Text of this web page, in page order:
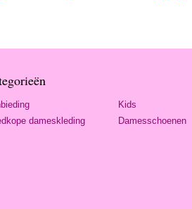
dameskleding
Kids
Damesschoenen